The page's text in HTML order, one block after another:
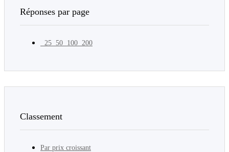
Réponses par page
25 50 100 200
Classement
Par prix croissant